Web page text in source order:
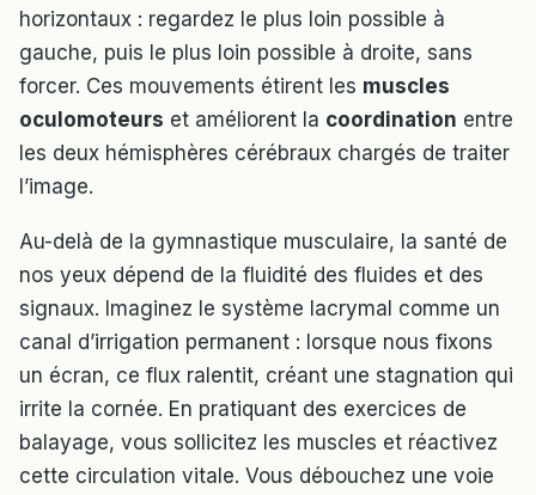
horizontaux : regardez le plus loin possible à
gauche, puis le plus loin possible à droite, sans
forcer. Ces mouvements étirent les muscles
oculomoteurs et améliorent la coordination entre
les deux hémisphères cérébraux chargés de traiter
l’image.
Au-delà de la gymnastique musculaire, la santé de
nos yeux dépend de la fluidité des fluides et des
signaux. Imaginez le système lacrymal comme un
canal d’irrigation permanent : lorsque nous fixons
un écran, ce flux ralentit, créant une stagnation qui
irrite la cornée. En pratiquant des exercices de
balayage, vous sollicitez les muscles et réactivez
cette circulation vitale. Vous débouchez une voie